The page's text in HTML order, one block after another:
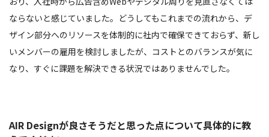
ならないと感じていました。どうしてもこれまでの流れから、デ
ザイン部分へのリソースを体制的に社内で確保できておらず、新し
いメンバーの雇用を検討しましたが、コストとのバランスが気に
なり、すぐに課題を解決できる状況ではありませんでした。
AIR Designが良さそうだと思った点について具体的に教